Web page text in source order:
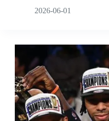
2026-06-01